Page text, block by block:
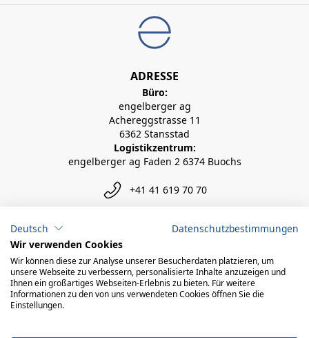
ADRESSE
Büro:
engelberger ag
Achereggstrasse 11
6362 Stansstad
Logistikzentrum:
engelberger ag Faden 2 6374 Buochs
+41 41 619 70 70
info@engelberger.ch
Deutsch
Datenschutzbestimmungen
Wir verwenden Cookies
Wir können diese zur Analyse unserer Besucherdaten platzieren, um
unsere Webseite zu verbessern, personalisierte Inhalte anzuzeigen und
Ihnen ein großartiges Webseiten-Erlebnis zu bieten. Für weitere
Informationen zu den von uns verwendeten Cookies öffnen Sie die
Einstellungen.